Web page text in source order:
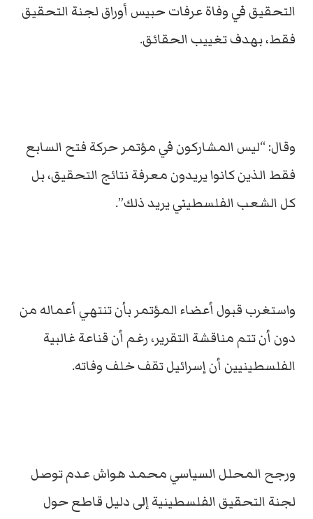
التحقيق في وفاة عرفات حبيس أوراق لجنة التحقيق
فقط، بهدف تغييب الحقائق.
وقال: “ليس المشاركون في مؤتمر حركة فتح السابع
فقط الذين كانوا يريدون معرفة نتائج التحقيق، بل
كل الشعب الفلسطيني يريد ذلك”.
واستغرب قبول أعضاء المؤتمر بأن تنتهي أعماله من
دون أن تتم مناقشة التقرير، رغم أن قناعة غالبية
الفلسطينيين أن إسرائيل تقف خلف وفاته.
ورجح المحلل السياسي محمد هواش عدم توصل
لجنة التحقيق الفلسطينية إلى دليل قاطع حول